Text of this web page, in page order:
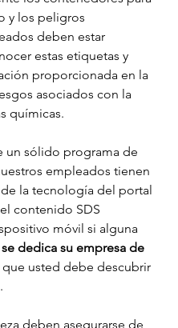
y los peligros
deben estar
estas etiquetas y
proporcionada en la
asociados con la
químicas.
un sólido programa de
empleados tienen
la tecnología del portal
contenido SDS
móvil si alguna
dedica su empresa de
usted debe descubrir
deben asegurarse de